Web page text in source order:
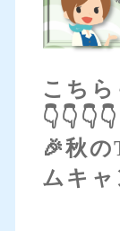
こちら
🎉秋
ムキャ